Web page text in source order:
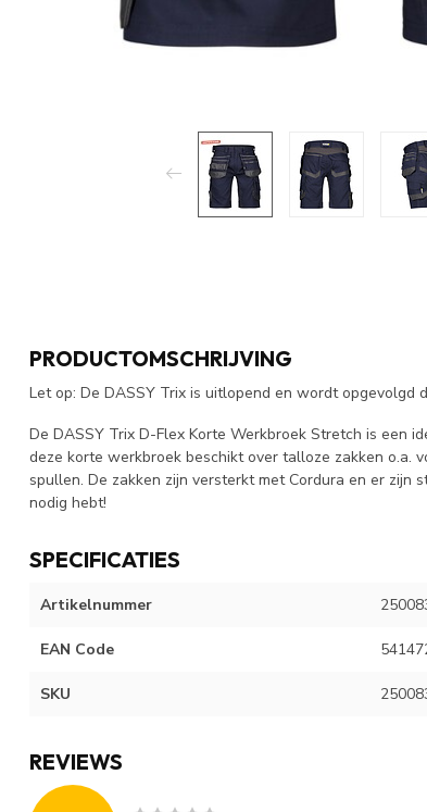
PRODUCTOMSCHRIJVING
Let op: De DASSY Trix is uitlopend en wordt opgevolgd
De DASSY Trix D-Flex Korte Werkbroek Stretch is een
deze korte werkbroek beschikt over talloze zakken o.a.
spullen. De zakken zijn versterkt met Cordura en er
nodig hebt!
SPECIFICATIES
Artikelnummer
EAN Code
SKU
REVIEWS